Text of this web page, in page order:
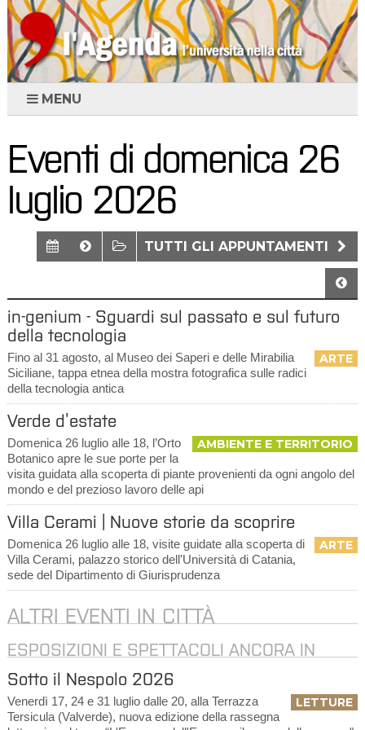
MENU
Eventi di domenica 26
luglio 2026
TUTTI GLI APPUNTAMENTI
in-genium - Sguardi sul passato e sul futuro
della tecnologia
ARTE
Fino al 31 agosto, al Museo dei Saperi e delle Mirabilia
Siciliane, tappa etnea della mostra fotografica sulle radici
della tecnologia antica
Verde d’estate
AMBIENTE E TERRITORIO
Domenica 26 luglio alle 18, l’Orto
Botanico apre le sue porte per la
visita guidata alla scoperta di piante provenienti da ogni angolo del
mondo e del prezioso lavoro delle api
Villa Cerami | Nuove storie da scoprire
ARTE
Domenica 26 luglio alle 18, visite guidate alla scoperta di
Villa Cerami, palazzo storico dell'Università di Catania,
sede del Dipartimento di Giurisprudenza
ALTRI EVENTI IN CITTÀ
ESPOSIZIONI E SPETTACOLI ANCORA IN
CORSO
Sotto il Nespolo 2026
LETTURE
Venerdì 17, 24 e 31 luglio dalle 20, alla Terrazza
Tersicula (Valverde), nuova edizione della rassegna